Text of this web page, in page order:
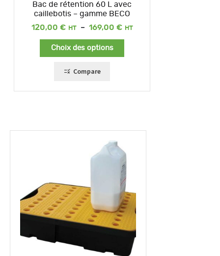
Bac de rétention 60 L avec
caillebotis – gamme BECO
120,00 € – 169,00 €
Plage
Choix des options
Compare